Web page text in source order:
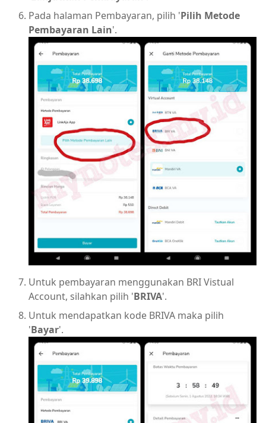
Pada halaman Pembayaran, pilih 'Pilih Metode
Pembayaran Lain'.
Untuk pembayaran menggunakan BRI Vistual
Account, silahkan pilih 'BRIVA'.
Untuk mendapatkan kode BRIVA maka pilih
'Bayar'.